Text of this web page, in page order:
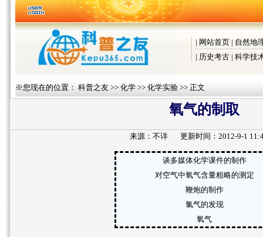
| 网站首页 | 自然地
| 历史考古 | 科学技
※您现在的位置： 科普之友 >> 化学 >> 化学实验 >> 正文
氧气的制取
来源： 不详 更新时间：2012-9-1
谈多媒体化学课件的制作
对空气中氧气含量粗略的测定
鞭炮的制作
氯气的发现
氧气